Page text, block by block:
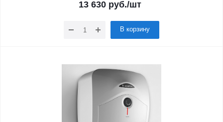
13 630руб./шт
В корзину